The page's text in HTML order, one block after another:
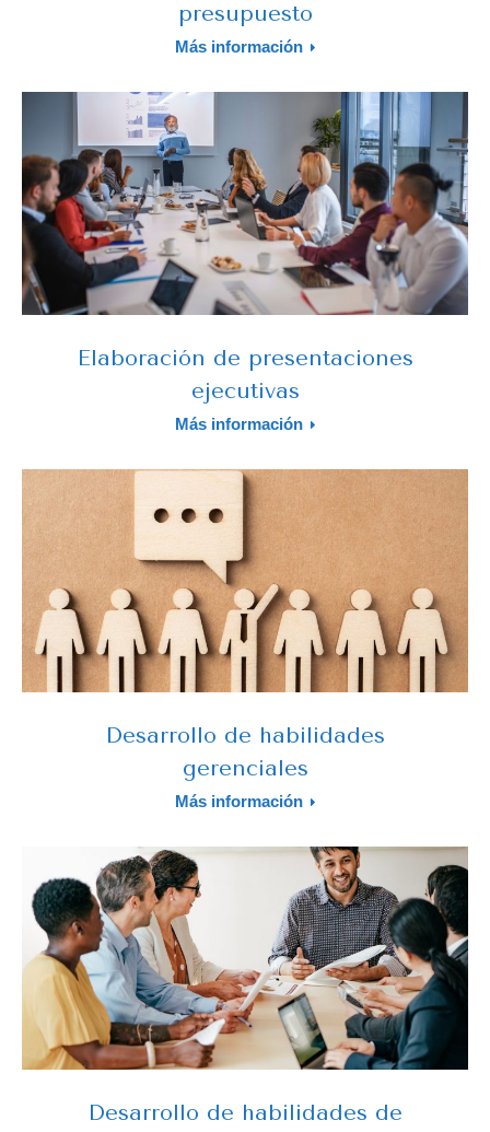
presupuesto
Más información
Elaboración de presentaciones
ejecutivas
Más información
Desarrollo de habilidades
gerenciales
Más información
Desarrollo de habilidades de